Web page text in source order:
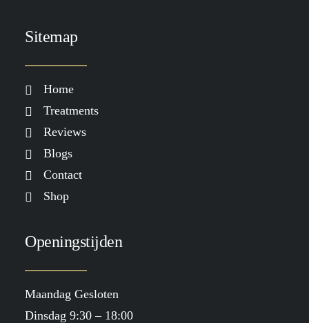
Sitemap
Home
Treatments
Reviews
Blogs
Contact
Shop
Openingstijden
Maandag Gesloten
Dinsdag 9:30 – 18:00